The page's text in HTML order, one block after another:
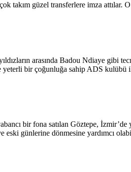
takım güzel transferlere imza attılar.
arasında Badou Ndiaye gibi
yeterli bir çoğunluğa sahip ADS
bir fona satılan Göztepe,
eski günlerine dönmesine yardımcı